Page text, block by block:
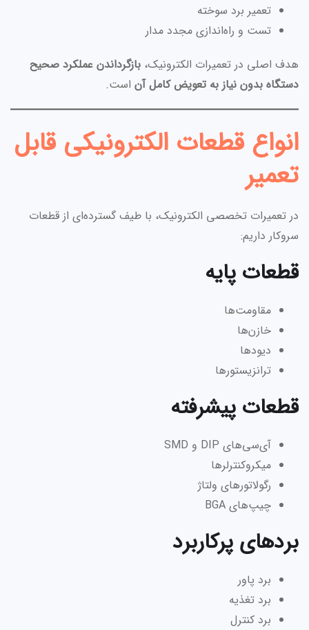
تعمیر برد سوخته
تست و راه‌اندازی مجدد مدار
هدف اصلی در تعمیرات الکترونیک، بازگرداندن عملکرد صحیح
دستگاه بدون نیاز به تعویض کامل آن است.
انواع قطعات الکترونیکی قابل
تعمیر
در تعمیرات تخصصی الکترونیک، با طیف گسترده‌ای از قطعات
سروکار داریم:
قطعات پایه
مقاومت‌ها
خازن‌ها
دیودها
ترانزیستورها
قطعات پیشرفته
آی‌سی‌های DIP و SMD
میکروکنترلرها
رگولاتورهای ولتاژ
چیپ‌های BGA
بردهای پرکاربرد
برد پاور
برد تغذیه
برد کنترل